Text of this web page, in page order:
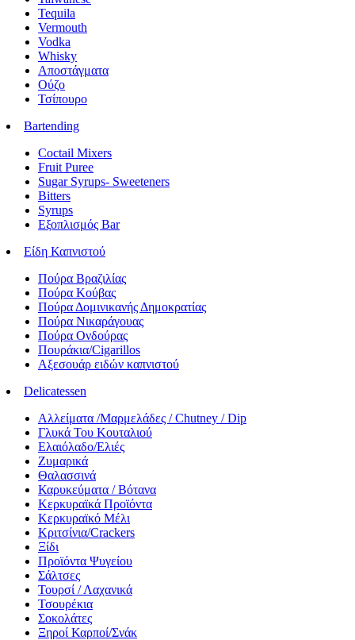
Tequila
Vermouth
Vodka
Whisky
Αποστάγματα
Ούζο
Τσίπουρο
Bartending
Coctail Mixers
Fruit Puree
Sugar Syrups- Sweeteners
Bitters
Syrups
Εξοπλισμός Bar
Είδη Καπνιστού
Πούρα Βραζιλίας
Πούρα Κούβας
Πούρα Δομινικανής Δημοκρατίας
Πούρα Νικαράγουας
Πούρα Ονδούρας
Πουράκια/Cigarillos
Αξεσουάρ ειδών καπνιστού
Delicatessen
Αλλείματα /Μαρμελάδες / Chutney / Dip
Γλυκά Του Κουταλιού
Ελαιόλαδο/Ελιές
Ζυμαρικά
Θαλασσινά
Καρυκεύματα / Βότανα
Κερκυραϊκά Προϊόντα
Κερκυραϊκό Μέλι
Κριτσίνια/Crackers
Ξίδι
Προϊόντα Ψυγείου
Σάλτσες
Τουρσί / Λαχανικά
Τσουρέκια
Σοκολάτες
Ξηροί Καρποί/Σνάκ